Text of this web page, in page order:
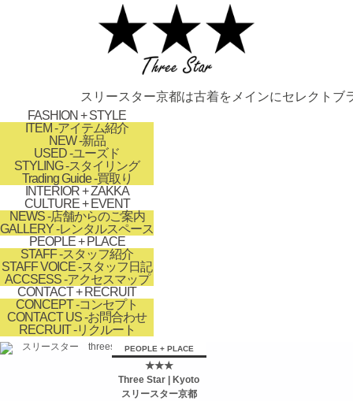
スリースター京都は古着をメインにセレクト
FASHION + STYLE
ITEM -アイテム紹介
NEW-新品
USED-ユーズド
STYLING-スタイリング
Trading Guide-買取り
INTERIOR + ZAKKA
CULTURE + EVENT
NEWS-店舗からのご案内
GALLERY-レンタルスペース
PEOPLE + PLACE
STAFF-スタッフ紹介
STAFF VOICE-スタッフ日記
ACCSESS-アクセスマップ
CONTACT + RECRUIT
CONCEPT-コンセプト
CONTACT US-お問合わせ
RECRUIT-リクルート
займ на карту онлайн без отказа
PEOPLE + PLACE
★★★
Three Star | Kyoto
スリースター京都